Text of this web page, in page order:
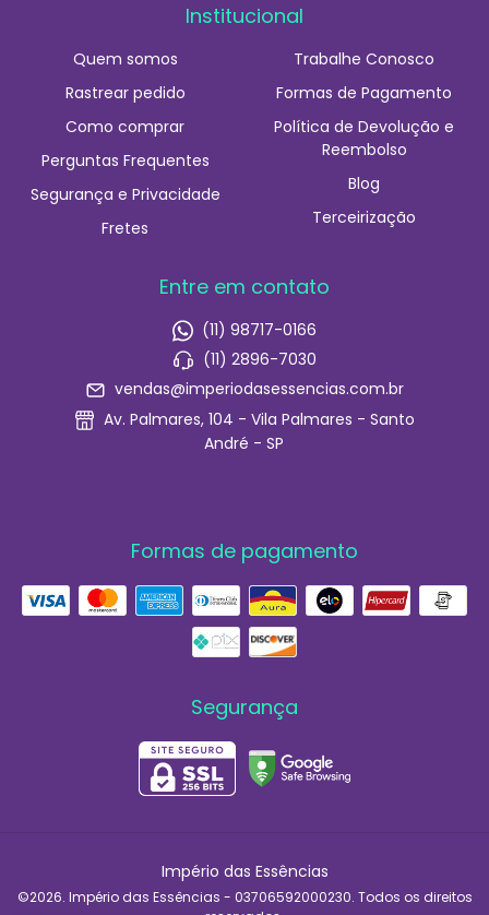
Institucional
Quem somos
Rastrear pedido
Como comprar
Perguntas Frequentes
Segurança e Privacidade
Fretes
Trabalhe Conosco
Formas de Pagamento
Política de Devolução e
Reembolso
Blog
Terceirização
Entre em contato
(11) 98717-0166
(11) 2896-7030
vendas@imperiodasessencias.com.br
Av. Palmares, 104 - Vila Palmares - Santo
André - SP
Formas de pagamento
Segurança
Império das Essências
©2026. Império das Essências - 03706592000230. Todos os direitos